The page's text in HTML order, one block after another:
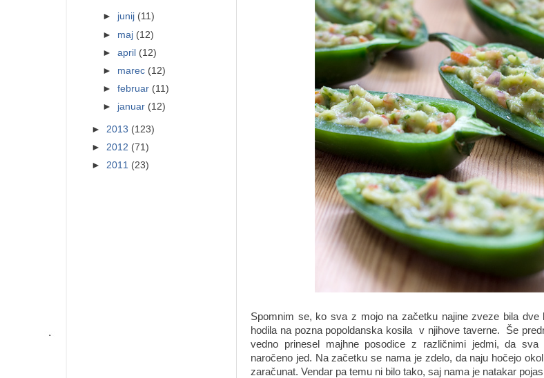
Spomnim se, ko sva z mojo na začetku najine zveze bila dve
hodila na pozna popoldanska kosila v njihove taverne. Še
vedno prinesel majhne posodice z različnimi jedmi, da
naročeno jed. Na začetku se nama je zdelo, da naju hočejo
zaračunat. Vendar pa temu ni bilo tako, saj nama je natakar
► junij (11)
► maj (12)
►april (12)
► marec (12)
►februar (11)
► januar (12)
► 2013 (123)
► 2012 (71)
► 2011 (23)